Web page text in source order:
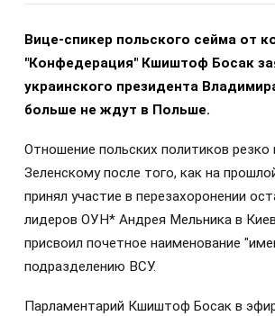
Вице-спикер польского сейма от
"Конфедерация" Кшиштоф Босак
украинского президента
больше не ждут в Польше.
Отношение польских политиков резко
Зеленскому после того, как на
принял участие в перезахоронении
лидеров ОУН* Андрея Мельника в
присвоил почетное наименование
подразделению ВСУ.
Парламентарий Кшиштоф Босак в